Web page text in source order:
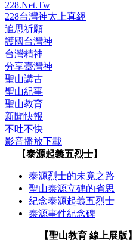
228.Net.Tw
228台灣神太上真經
追思祈願
護國台灣神
台灣精神
分享臺灣神
聖山講古
聖山紀事
聖山教育
新聞快報
不吐不快
影音播放下載
【泰源起義五烈士】
泰源烈士的未竟之路
聖山泰源立碑的省思
紀念泰源起義五烈士
泰源事件紀念碑
【聖山教育 線上展版】